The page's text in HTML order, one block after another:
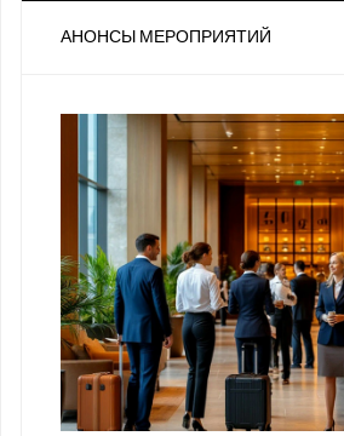
АНОНСЫ МЕРОПРИЯТИЙ